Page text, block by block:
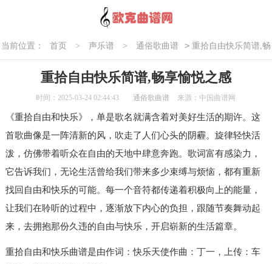
当前位置： 首页 > 声乐谱 > 通俗歌曲谱 > 重拾自由快乐简谱,畅
重拾自由快乐简谱,畅享愉悦之感
时间：2025-03-24 02:44:43 通俗歌曲谱 来源：中国曲谱网
《重拾自由和快乐》，单是歌名就满含着对美好生活的期许。这
首歌曲像是一阵清新的风，吹走了人们心头的阴霾。旋律轻快活
泼，仿佛带着听众在自由的天地中肆意奔跑。歌词富有感染力，
它告诉我们，无论生活曾给我们带来多少束缚与烦恼，都有重新
找回自由和快乐的可能。每一个音符都传递着积极向上的能量，
让我们在聆听的过程中，逐渐放下内心的负担，跟随节奏舞动起
来，去拥抱那份久违的自由与快乐，开启崭新的生活篇章。
重拾自由和快乐曲谱是由作词：快乐天使作曲：丁一，上传：车